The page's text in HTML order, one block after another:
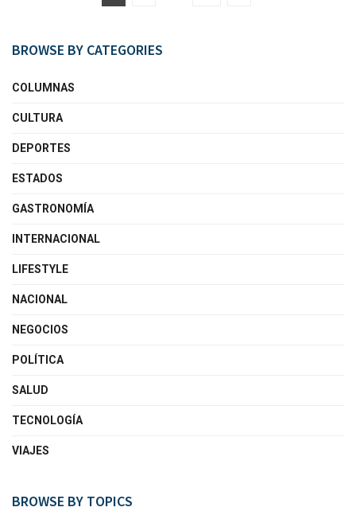
BROWSE BY CATEGORIES
COLUMNAS
CULTURA
DEPORTES
ESTADOS
GASTRONOMÍA
INTERNACIONAL
LIFESTYLE
NACIONAL
NEGOCIOS
POLÍTICA
SALUD
TECNOLOGÍA
VIAJES
BROWSE BY TOPICS